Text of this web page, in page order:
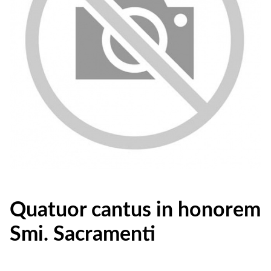
Quatuor cantus in honorem
Smi. Sacramenti